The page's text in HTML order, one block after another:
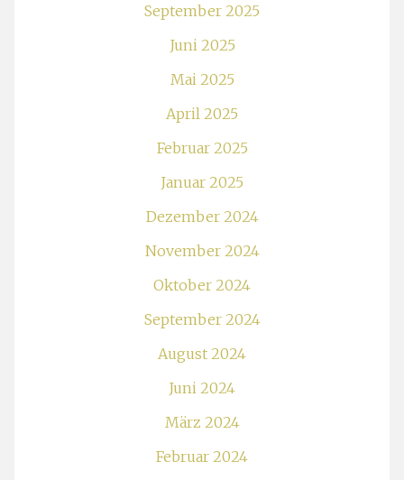
September 2025
Juni 2025
Mai 2025
April 2025
Februar 2025
Januar 2025
Dezember 2024
November 2024
Oktober 2024
September 2024
August 2024
Juni 2024
März 2024
Februar 2024